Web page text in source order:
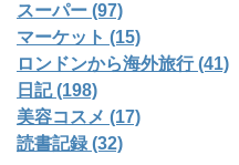
スーパー (97)
マーケット (15)
ロンドンから海外旅行 (41)
日記 (198)
美容コスメ (17)
読書記録 (32)